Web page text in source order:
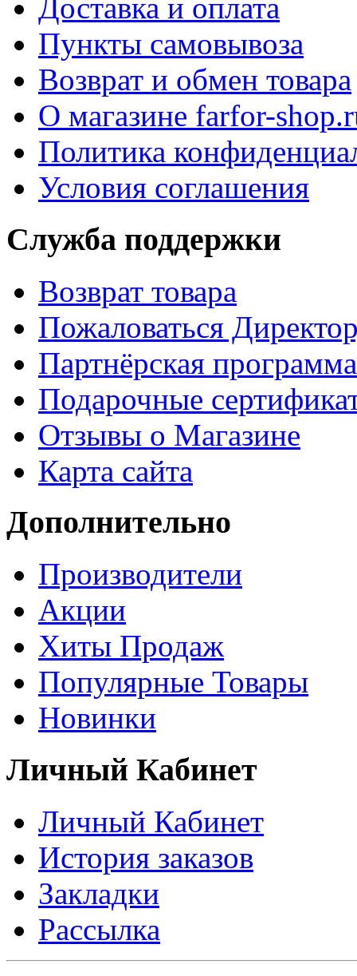
Доставка и оплата
Пункты самовывоза
Возврат и обмен товара
О магазине farfor-
Политика
Условия соглашения
Служба поддержки
Возврат товара
Пожаловаться
Партнёрская программа
Подарочные
Отзывы о Магазине
Карта сайта
Дополнительно
Производители
Акции
Хиты Продаж
Популярные Товары
Новинки
Личный Кабинет
Личный Кабинет
История заказов
Закладки
Рассылка